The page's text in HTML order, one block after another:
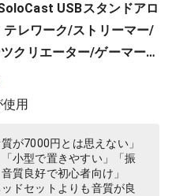
USBスタンドアロ
テレワーク/ストリーマー/
クリエーター/ゲーマー向
使用可能 メーカー 2
XX-BK/G ( 4P5P8A
用
が7000円とは思えない」
小型で置きやすい」「振
質良好で初心者向け」
ドセットよりも音質が良